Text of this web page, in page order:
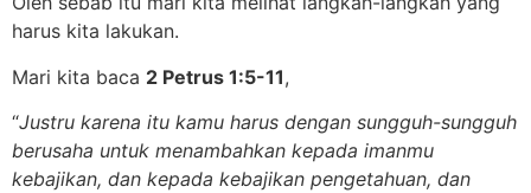
harus kita lakukan.
Mari kita baca 2 Petrus 1:5-11,
“Justru karena itu kamu harus dengan sungguh-sungguh
berusaha untuk menambahkan kepada imanmu
kebajikan, dan kepada kebajikan pengetahuan, dan